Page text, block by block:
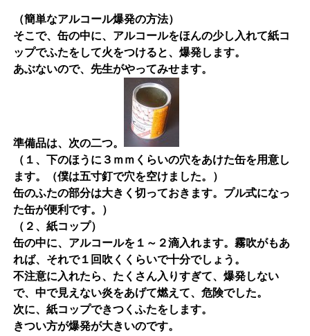
（簡単なアルコール爆発の方法）
そこで、缶の中に、アルコールをほんの少し入れて紙コ
ップでふたをして火をつけると、爆発します。
あぶないので、先生がやってみせます。
準備品は、次の二つ。
（１、下のほうに３ｍｍくらいの穴をあけた缶を用意し
ます。（僕は五寸釘で穴を空けました。）
缶のふたの部分は大きく切っておきます。プル式になっ
た缶が便利です。）
（２、紙コップ）
缶の中に、アルコールを１～２滴入れます。霧吹がもあ
れば、それで１回吹くくらいで十分でしょう。
不注意に入れたら、たくさん入りすぎて、爆発しない
で、中で見えない炎をあげて燃えて、危険でした。
次に、紙コップできつくふたをします。
きつい方が爆発が大きいのです。